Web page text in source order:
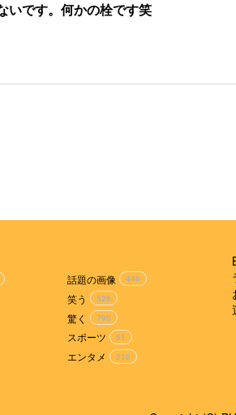
いです。何かの栓です笑
話題の画像 449
笑う 526
驚く 790
スポーツ 51
エンタメ 210